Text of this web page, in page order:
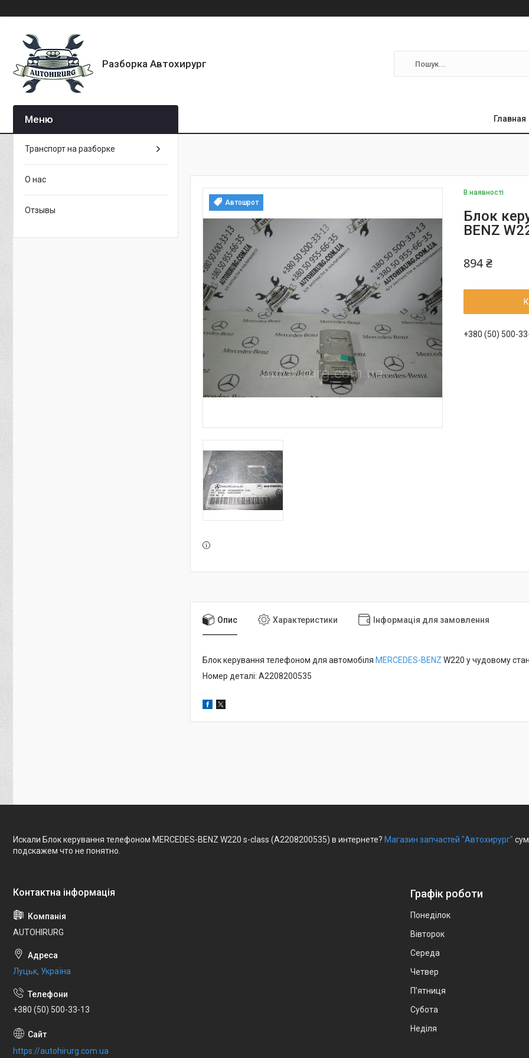
Разборка Автохирург
Главная
Автошрот
В наявності
Блок
BENZ
894 ₴
+380 (50) 500-
Опис Характеристики Інформація для замовлення
Блок керування телефоном для автомобіля MERCEDES-BENZ W220 у чудовому
Номер деталі: A2208200535
Транспорт на разборке
О нас
Отзывы
Искали Блок керування телефоном MERCEDES-BENZ W220 s-class (A2208200535) в интернете? Магазин запчастей "Автохирург"
подскажем что не понятно.
AUTOHIRURG
Луцьк, Україна
+380 (50) 500-33-13
https://autohirurg.com.ua
Графік роботи
Понеділок
Вівторок
Середа
Четвер
Пʼятниця
Субота
Неділя